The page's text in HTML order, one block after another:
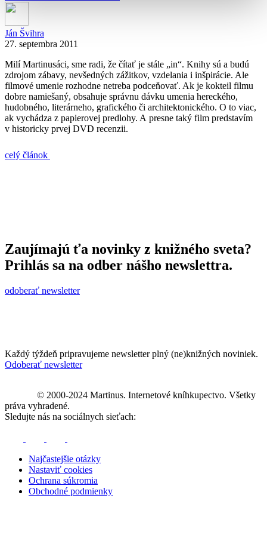
Ján Švihra
27. septembra 2011
Milí Martinusáci, sme radi, že čítať je stále „in“. Knihy sú a budú
zdrojom zábavy, nevšedných zážitkov, vzdelania i inšpirácie. Ale
filmové umenie rozhodne netreba podceňovať. Ak je kokteil filmu
dobre namiešaný, obsahuje správnu dávku umenia hereckého,
hudobného, literárneho, grafického či architektonického. O to viac,
ak vychádza z papierovej predlohy. A presne taký film predstavím
v historicky prvej DVD recenzii.
celý článok
Zaujímajú ťa novinky z knižného sveta?
Prihlás sa na odber nášho newslettra.
odoberať newsletter
Každý týždeň pripravujeme newsletter plný (ne)knižných noviniek.
Odoberať newsletter
© 2000-2024 Martinus. Internetové kníhkupectvo. Všetky
práva vyhradené.
Sledujte nás na sociálnych sieťach:
Najčastejšie otázky
Nastaviť cookies
Ochrana súkromia
Obchodné podmienky